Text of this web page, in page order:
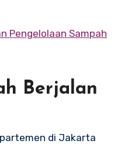
Pengelolaan Sampah
Berjalan
di Jakarta